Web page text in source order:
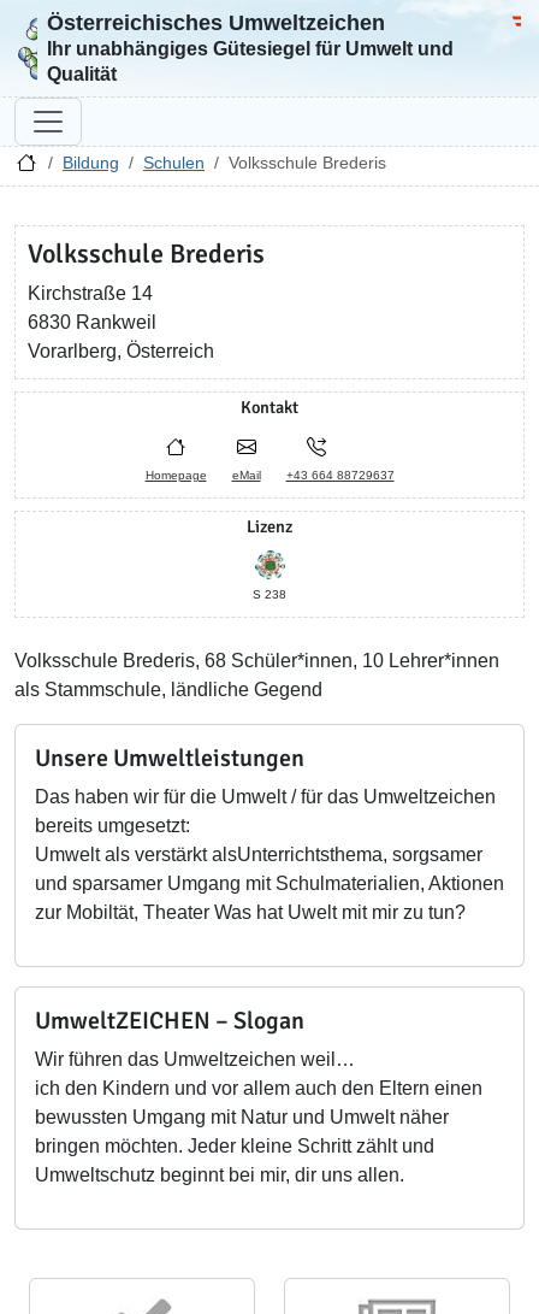
Zur Startseite
Österreichisches Umweltzeichen
Ihr unabhängiges Gütesiegel für Umwelt und
Qualität
Bildung Schulen Volksschule Brederis
Volksschule Brederis
Kirchstraße 14
6830 Rankweil
Vorarlberg, Österreich
Kontakt
Homepage eMail +43 664 88729637
Lizenz
S 238
Volksschule Brederis, 68 Schüler*innen, 10 Lehrer*innen
als Stammschule, ländliche Gegend
Unsere Umweltleistungen
Das haben wir für die Umwelt / für das Umweltzeichen
bereits umgesetzt:
Umwelt als verstärkt alsUnterrichtsthema, sorgsamer
und sparsamer Umgang mit Schulmaterialien, Aktionen
zur Mobiltät, Theater Was hat Uwelt mit mir zu tun?
UmweltZEICHEN – Slogan
Wir führen das Umweltzeichen weil…
ich den Kindern und vor allem auch den Eltern einen
bewussten Umgang mit Natur und Umwelt näher
bringen möchten. Jeder kleine Schritt zählt und
Umweltschutz beginnt bei mir, dir uns allen.